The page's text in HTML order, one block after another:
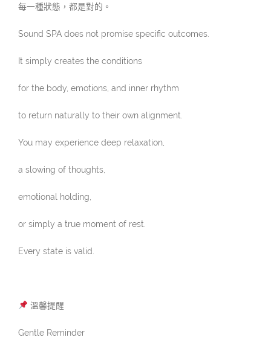
每一種狀態，都是對的。
Sound SPA does not promise specific outcomes.
It simply creates the conditions
for the body, emotions, and inner rhythm
to return naturally to their own alignment.
You may experience deep relaxation,
a slowing of thoughts,
emotional holding,
or simply a true moment of rest.
Every state is valid.
溫馨提醒
Gentle Reminder